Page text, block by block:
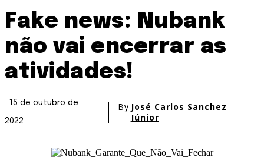
Fake news: Nubank
não vai encerrar as
atividades!
15 de outubro de
2022
By José Carlos Sanchez
Júnior